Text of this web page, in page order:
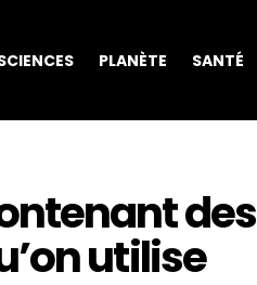
PLANÈTE SANTÉ
des
utilise